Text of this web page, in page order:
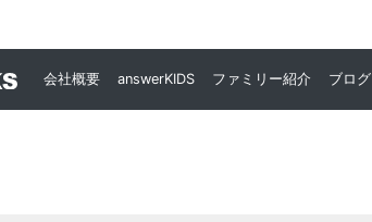
会社概要 answerKIDS ファミリー紹介 ブログ